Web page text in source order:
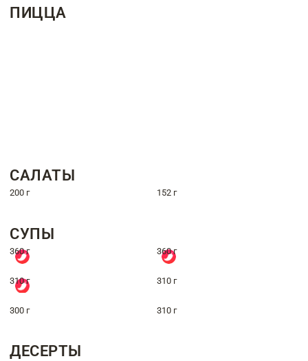
ПИЦЦА
САЛАТЫ
200 г 152 г
СУПЫ
360 г 360 г
310 г 310 г
300 г 310 г
ДЕСЕРТЫ